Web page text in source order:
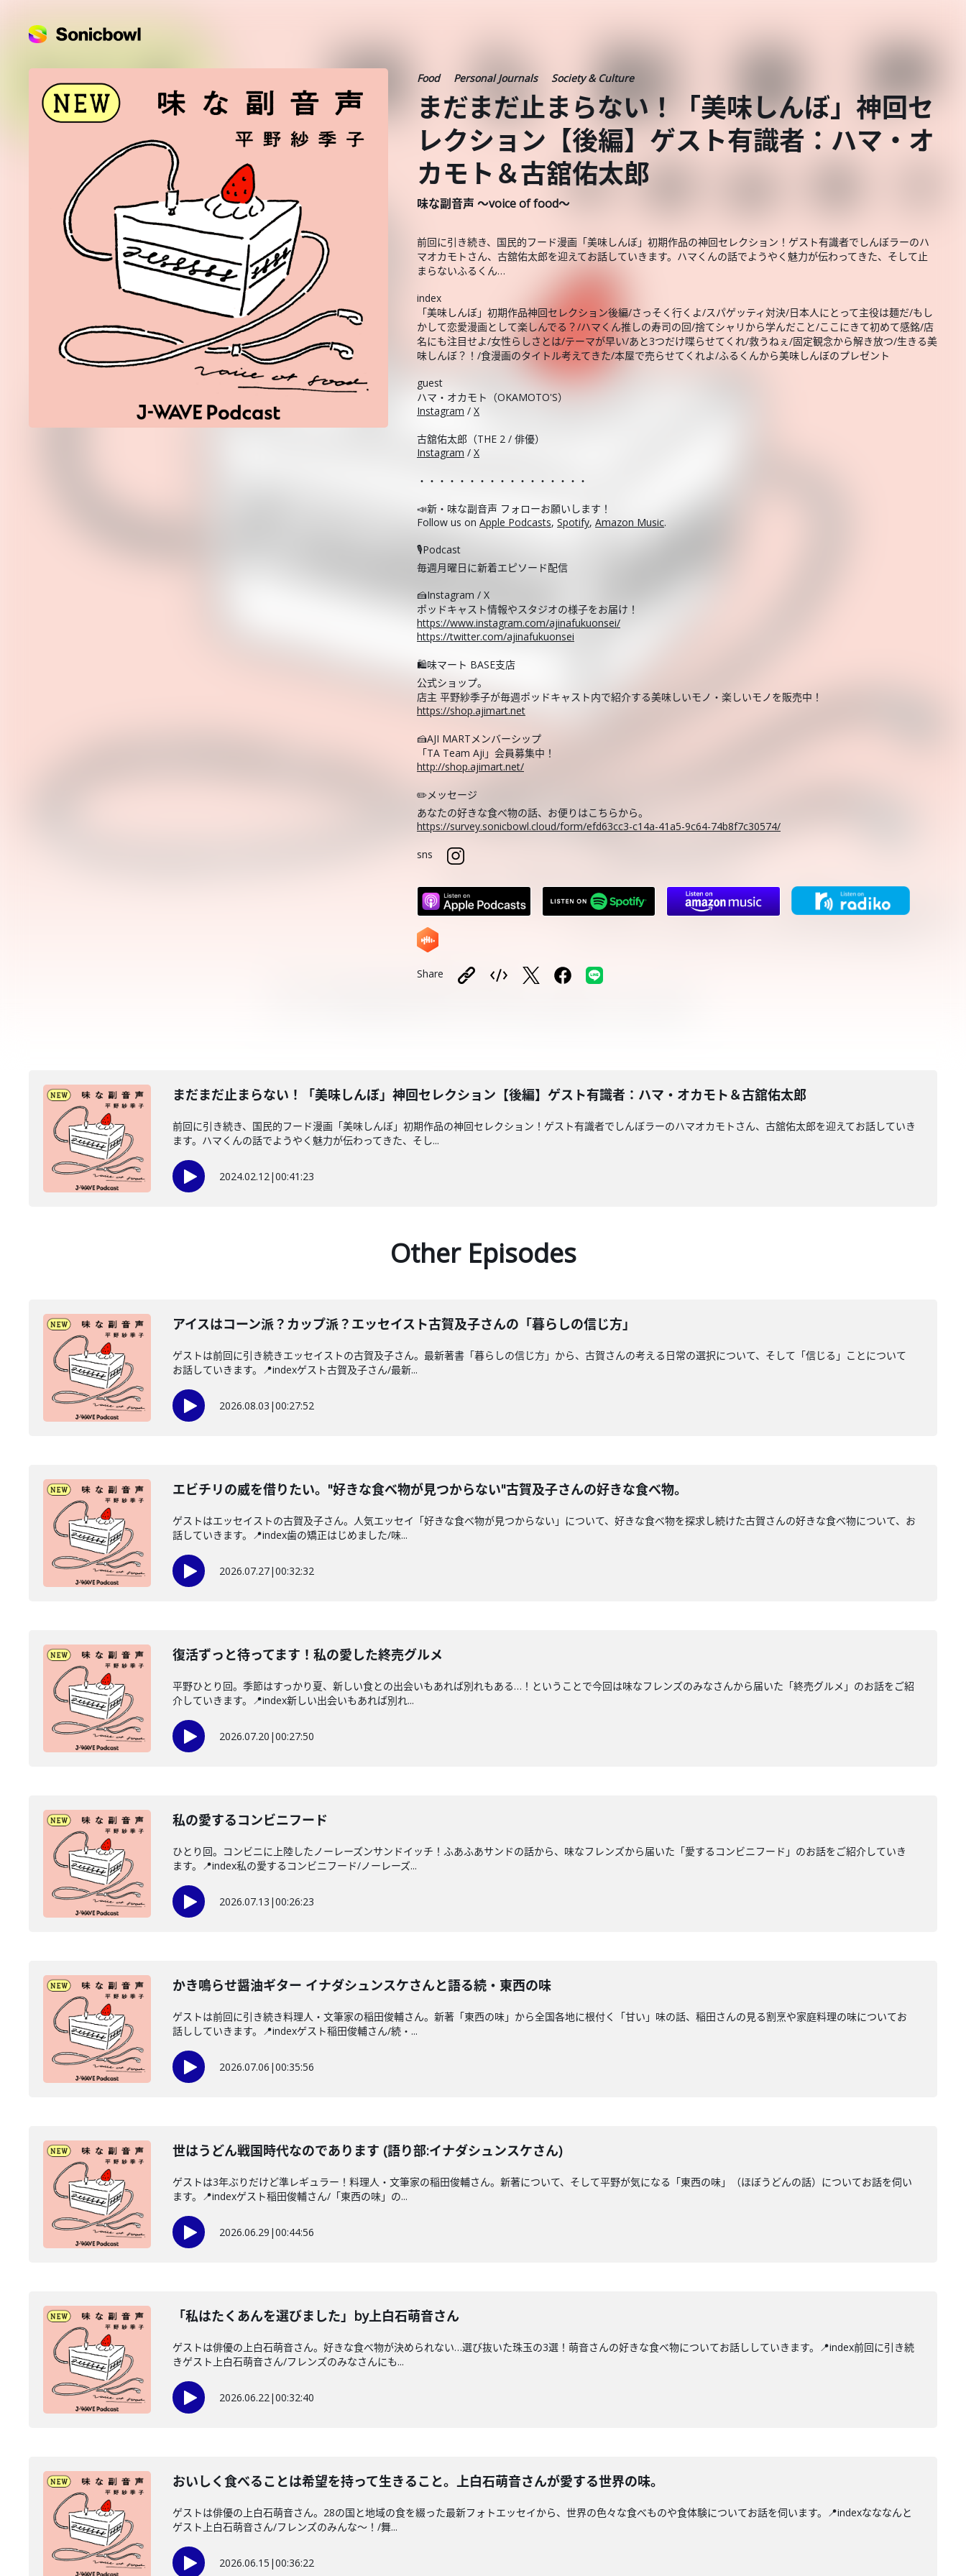
Food Personal Journals Society & Culture
まだまだ止まらない！「美味しんぼ」神回セ
レクション【後編】ゲスト有識者：ハマ・オ
カモト＆古舘佑太郎
味な副音声 ～voice of food～
前回に引き続き、国民的フード漫画「美味しんぼ」初期作品の神回セレクション！ゲスト有識者でしんぼラーのハ
マオカモトさん、古舘佑太郎を迎えてお話していきます。ハマくんの話でようやく魅力が伝わってきた、そして止
まらないふるくん…
index
「美味しんぼ」初期作品神回セレクション後編/さっそく行くよ/スパゲッティ対決/日本人にとって主役は麺だ/もし
かして恋愛漫画として楽しんでる？/ハマくん推しの寿司の回/捨てシャリから学んだこと/ここにきて初めて感銘/店
名にも注目せよ/女性らしさとは/テーマが早い/あと3つだけ喋らせてくれ/救うねぇ/固定観念から解き放つ/生きる美
味しんぼ？！/食漫画のタイトル考えてきた/本屋で売らせてくれよ/ふるくんから美味しんぼのプレゼント
guest
ハマ・オカモト（OKAMOTO'S）
Instagram / X
古舘佑太郎（THE 2 / 俳優）
Instagram / X
・・・・・・・・・・・・・・・・・
📣新・味な副音声 フォローお願いします！
Follow us on Apple Podcasts, Spotify, Amazon Music.
🎙️Podcast
毎週月曜日に新着エピソード配信
🍰Instagram / X
ポッドキャスト情報やスタジオの様子をお届け！
https://www.instagram.com/ajinafukuonsei/
https://twitter.com/ajinafukuonsei
🛍️味マート BASE支店
公式ショップ。
店主 平野紗季子が毎週ポッドキャスト内で紹介する美味しいモノ・楽しいモノを販売中！
https://shop.ajimart.net
🍰AJI MARTメンバーシップ
「TA Team Aji」会員募集中！
http://shop.ajimart.net/
✏️メッセージ
あなたの好きな食べ物の話、お便りはこちらから。
https://survey.sonicbowl.cloud/form/efd63cc3-c14a-41a5-9c64-74b8f7c30574/
sns
Share
まだまだ止まらない！「美味しんぼ」神回セレクション【後編】ゲスト有識者：ハマ・オカモト＆古舘佑太郎
前回に引き続き、国民的フード漫画「美味しんぼ」初期作品の神回セレクション！ゲスト有識者でしんぼラーのハマオカモトさん、古舘佑太郎を迎えてお話していき
ます。ハマくんの話でようやく魅力が伝わってきた、そし...
2024.02.12|00:41:23
Other Episodes
アイスはコーン派？カップ派？エッセイスト古賀及子さんの「暮らしの信じ方」
ゲストは前回に引き続きエッセイストの古賀及子さん。最新著書「暮らしの信じ方」から、古賀さんの考える日常の選択について、そして「信じる」ことについて
お話していきます。📍indexゲスト古賀及子さん/最新...
2026.08.03 |00:27:52
エビチリの威を借りたい。"好きな食べ物が見つからない"古賀及子さんの好きな食べ物。
ゲストはエッセイストの古賀及子さん。人気エッセイ「好きな食べ物が見つからない」について、好きな食べ物を探求し続けた古賀さんの好きな食べ物について、お
話していきます。📍index歯の矯正はじめました/味...
2026.07.27|00:32:32
復活ずっと待ってます！私の愛した終売グルメ
平野ひとり回。季節はすっかり夏、新しい食との出会いもあれば別れもある…！ということで今回は味なフレンズのみなさんから届いた「終売グルメ」のお話をご紹
介していきます。📍index新しい出会いもあれば別れ...
2026.07.20 |00:27:50
私の愛するコンビニフード
ひとり回。コンビニに上陸したノーレーズンサンドイッチ！ふあふあサンドの話から、味なフレンズから届いた「愛するコンビニフード」のお話をご紹介していき
ます。📍index私の愛するコンビニフード/ノーレーズ...
2026.07.13 |00:26:23
かき鳴らせ醤油ギター イナダシュンスケさんと語る続・東西の味
ゲストは前回に引き続き料理人・文筆家の稲田俊輔さん。新著「東西の味」から全国各地に根付く「甘い」味の話、稲田さんの見る割烹や家庭料理の味についてお
話ししていきます。📍indexゲスト稲田俊輔さん/続・...
2026.07.06 |00:35:56
世はうどん戦国時代なのであります (語り部:イナダシュンスケさん)
ゲストは3年ぶりだけど準レギュラー！料理人・文筆家の稲田俊輔さん。新著について、そして平野が気になる「東西の味」（ほぼうどんの話）についてお話を伺い
ます。📍indexゲスト稲田俊輔さん/「東西の味」の...
2026.06.29 |00:44:56
「私はたくあんを選びました」by上白石萌音さん
ゲストは俳優の上白石萌音さん。好きな食べ物が決められない…選び抜いた珠玉の3選！萌音さんの好きな食べ物についてお話ししていきます。📍index前回に引き続
きゲスト上白石萌音さん/フレンズのみなさんにも...
2026.06.22|00:32:40
おいしく食べることは希望を持って生きること。上白石萌音さんが愛する世界の味。
ゲストは俳優の上白石萌音さん。28の国と地域の食を綴った最新フォトエッセイから、世界の色々な食べものや食体験についてお話を伺います。📍indexなななんと
ゲスト上白石萌音さん/フレンズのみんな〜！/舞...
2026.06.15 |00:36:22